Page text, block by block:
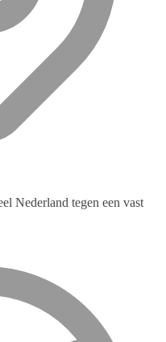
Nederland tegen een vast